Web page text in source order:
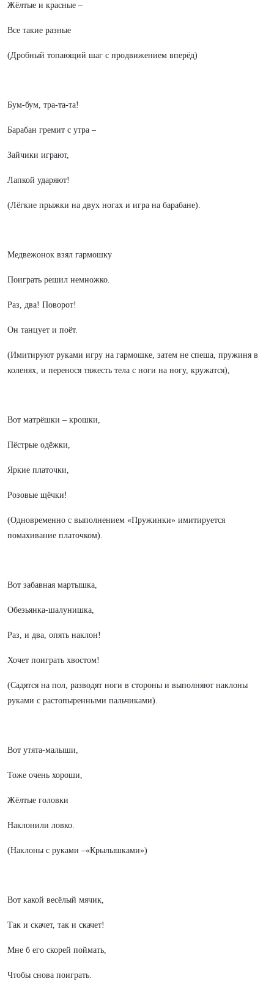
Жёлтые и красные –
Все такие разные
(Дробный топающий шаг с продвижением вперёд)
Бум-бум, тра-та-та!
Барабан гремит с утра –
Зайчики играют,
Лапкой ударяют!
(Лёгкие прыжки на двух ногах и игра на барабане).
Медвежонок взял гармошку
Поиграть решил немножко.
Раз, два! Поворот!
Он танцует и поёт.
(Имитируют руками игру на гармошке, затем не спеша, пружиня в
коленях, и перенося тяжесть тела с ноги на ногу, кружатся),
Вот матрёшки – крошки,
Пёстрые одёжки,
Яркие платочки,
Розовые щёчки!
(Одновременно с выполнением «Пружинки» имитируется
помахивание платочком).
Вот забавная мартышка,
Обезьянка-шалунишка,
Раз, и два, опять наклон!
Хочет поиграть хвостом!
(Садятся на пол, разводят ноги в стороны и выполняют наклоны
руками с растопыренными пальчиками).
Вот утята-малыши,
Тоже очень хороши,
Жёлтые головки
Наклонили ловко.
(Наклоны с руками –«Крылышками»)
Вот какой весёлый мячик,
Так и скачет, так и скачет!
Мне б его скорей поймать,
Чтобы снова поиграть.